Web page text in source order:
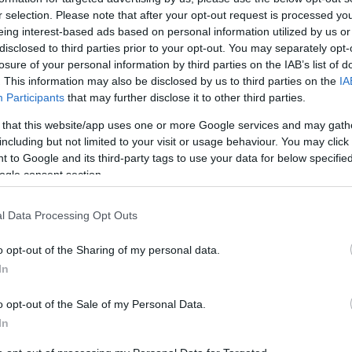
selection. Please note that after your opt-out request is processed
interest-based ads based on personal information utilized by us
to third parties prior to your opt-out. You may separately
of your personal information by third parties on the IAB’s list of
This information may also be disclosed by us to third parties on the
Participants that may further disclose it to other third parties.
that this website/app uses one or more Google services and may
but not limited to your visit or usage behaviour. You may
to Google and its third-party tags to use your data for below
consent section.
Data Processing Opt Outs
opt-out of the Sharing of my personal data.
opt-out of the Sale of my Personal Data.
οξύ και χοληστερόλη
σας αυξημένη χοληστερόλη, τσιμπημένο
τιμές ουρικού οξέος; Ακολουθήστε την
που θα βοηθήσει στον αποτελεσματικό
ουρικό οξύ: Σοβαρή απειλή
του μεταβολισμού των πουρινών, πρόσφατες
ότι έχει πολλαπλές προφλεγμονώδεις,
και αγγειοσυσπαστικές ιδιότητες που συμβάλλουν
καρδιομεταβολικών νοσημάτων. Ο κύριος
Παθολόγος, Διευθυντής Δ’ Παθολογικής
μάς εξηγεί